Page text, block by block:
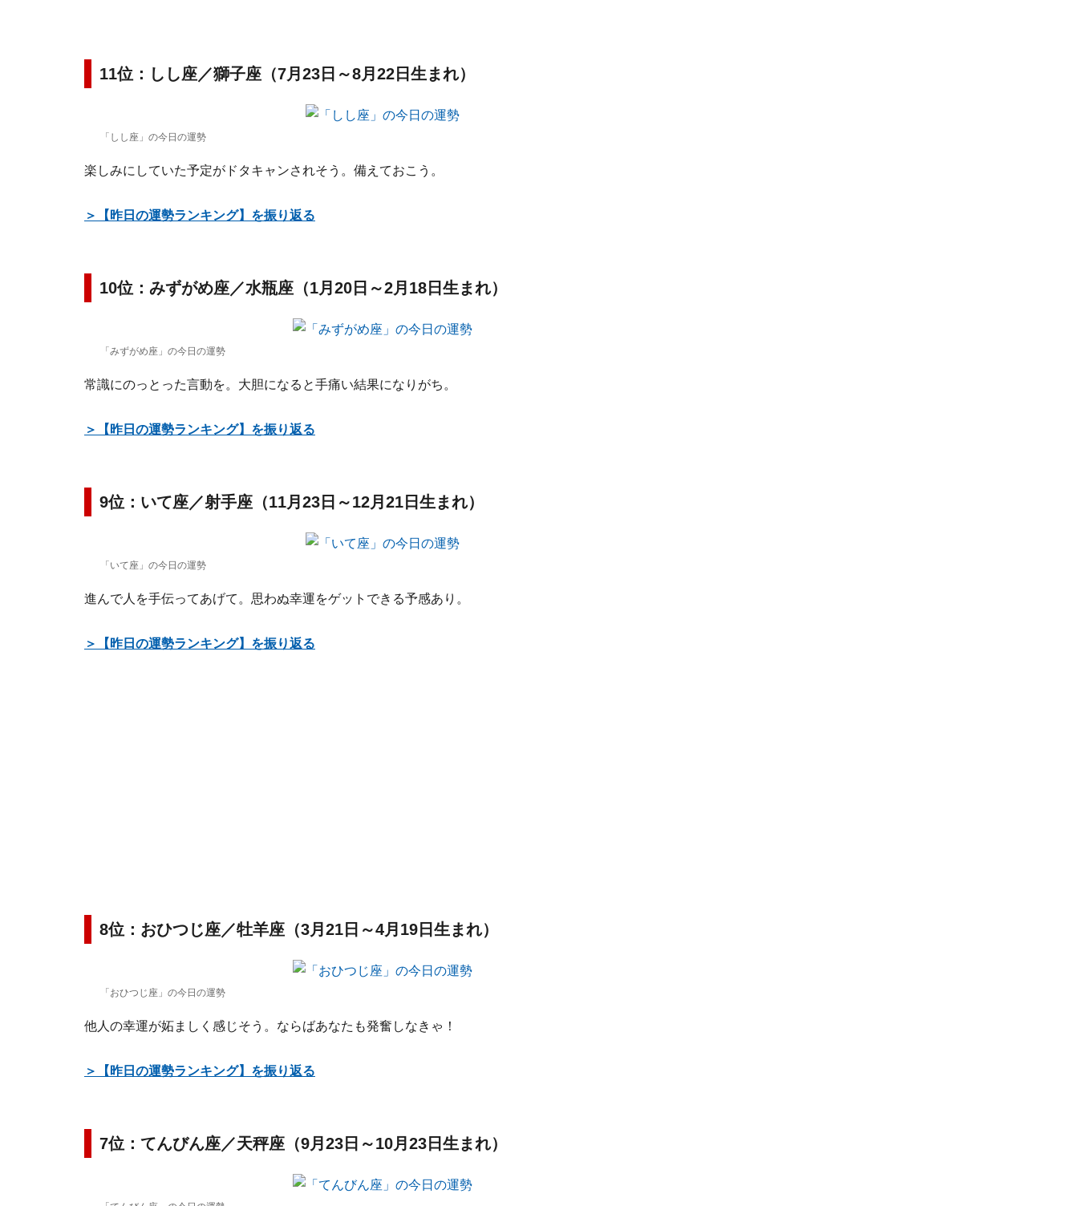
11位：しし座／獅子座（7月23日～8月22日生まれ）
「しし座」の今日の運勢
楽しみにしていた予定がドタキャンされそう。備えておこう。
＞【昨日の運勢ランキング】を振り返る
10位：みずがめ座／水瓶座（1月20日～2月18日生まれ）
「みずがめ座」の今日の運勢
常識にのっとった言動を。大胆になると手痛い結果になりがち。
＞【昨日の運勢ランキング】を振り返る
9位：いて座／射手座（11月23日～12月21日生まれ）
「いて座」の今日の運勢
進んで人を手伝ってあげて。思わぬ幸運をゲットできる予感あり。
＞【昨日の運勢ランキング】を振り返る
8位：おひつじ座／牡羊座（3月21日～4月19日生まれ）
「おひつじ座」の今日の運勢
他人の幸運が妬ましく感じそう。ならばあなたも発奮しなきゃ！
＞【昨日の運勢ランキング】を振り返る
7位：てんびん座／天秤座（9月23日～10月23日生まれ）